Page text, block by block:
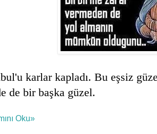
karlar kapladı. Bu eşsiz
de bir başka güzel.
Oku»